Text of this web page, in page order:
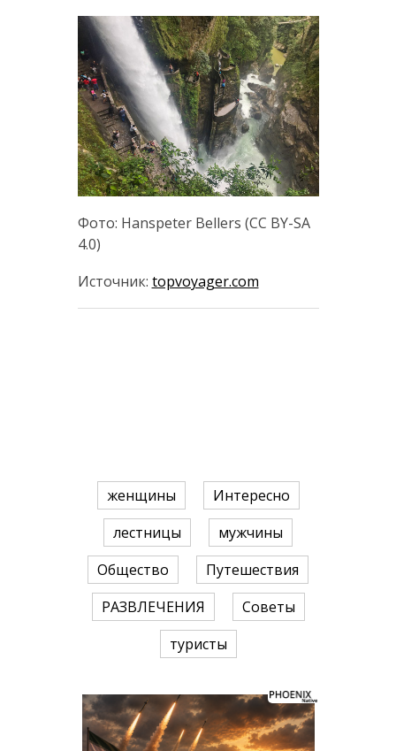
Фото: Hanspeter Bellers (CC BY-SA
4.0)
Источник: topvoyager.com
женщины
Интересно
лестницы
мужчины
Общество
Путешествия
РАЗВЛЕЧЕНИЯ
Советы
туристы